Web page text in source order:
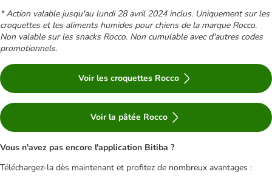
* Action valable jusqu'au lundi 28 avril 2024 inclus. Uniquement sur les
croquettes et les aliments humides pour chiens de la marque Rocco.
Non valable sur les snacks Rocco. Non cumulable avec d'autres codes
promotionnels.
Voir les croquettes Rocco
Voir la pâtée Rocco
Vous n'avez pas encore l'application Bitiba ?
Téléchargez-la dès maintenant et profitez de nombreux avantages :